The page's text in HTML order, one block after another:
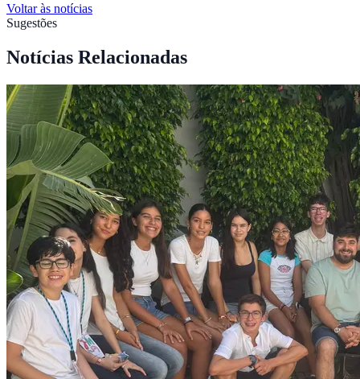
Voltar às notícias
Sugestões
Notícias Relacionadas